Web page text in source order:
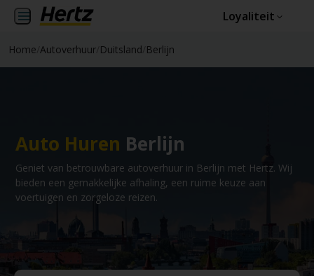
Loyaliteit
Home Autoverhuur Duitsland Berlijn
Auto Huren Berlijn
Geniet van betrouwbare autoverhuur in Berlijn met Hertz. Wij
bieden een gemakkelijke afhaling, een ruime keuze aan
voertuigen en zorgeloze reizen.